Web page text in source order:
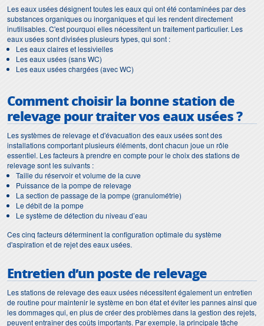
Les eaux usées désignent toutes les eaux qui ont été contaminées par des
substances organiques ou inorganiques et qui les rendent directement
inutilisables. C'est pourquoi elles nécessitent un traitement particulier. Les
eaux usées sont divisées plusieurs types, qui sont :
Les eaux claires et lessivielles
Les eaux usées (sans WC)
Les eaux usées chargées (avec WC)
Comment choisir la bonne station de
relevage pour traiter vos eaux usées ?
Les systèmes de relevage et d'évacuation des eaux usées sont des
installations comportant plusieurs éléments, dont chacun joue un rôle
essentiel. Les facteurs à prendre en compte pour le choix des stations de
relevage sont les suivants :
Taille du réservoir et volume de la cuve
Puissance de la pompe de relevage
La section de passage de la pompe (granulométrie)
Le débit de la pompe
Le système de détection du niveau d’eau
Ces cinq facteurs déterminent la configuration optimale du système
d'aspiration et de rejet des eaux usées.
Entretien d’un poste de relevage
Les stations de relevage des eaux usées nécessitent également un entretien
de routine pour maintenir le système en bon état et éviter les pannes ainsi que
les dommages qui, en plus de créer des problèmes dans la gestion des rejets,
peuvent entraîner des coûts importants. Par exemple, la principale tâche